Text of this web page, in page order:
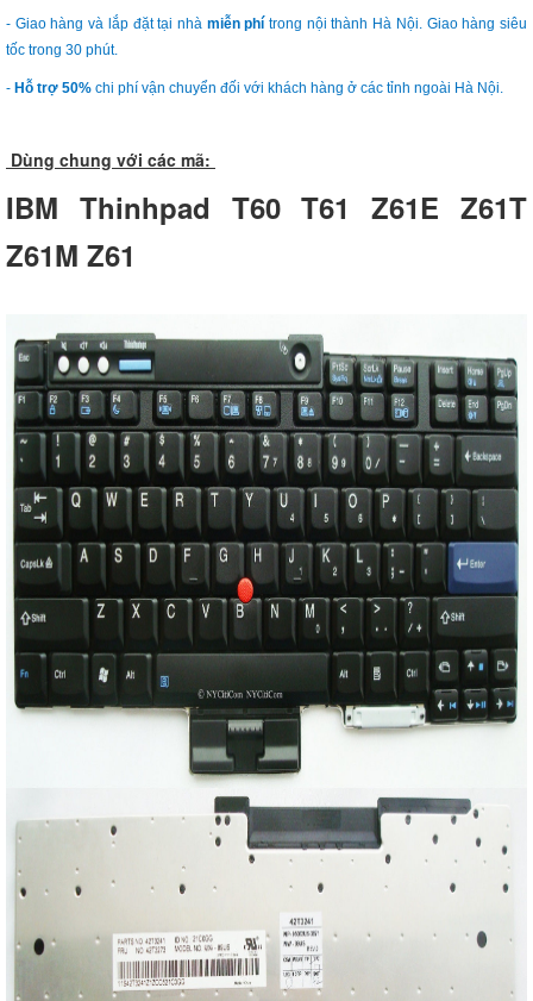
- Giao hàng và lắp đặt tại nhà miễn phí trong nội thành Hà Nội. Giao hàng siêu
tốc trong 30 phút.
- Hỗ trợ 50% chi phí vận chuyển đối với khách hàng ở các tỉnh ngoài Hà Nội.
Dùng chung với các mã:
IBM Thinhpad T60 T61 Z61E Z61T
Z61M Z61